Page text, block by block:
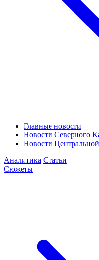
Главные новости
Новости Северного
Новости
Аналитика Статьи
Сюжеты